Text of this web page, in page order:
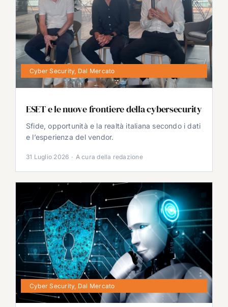
Cyber Security, Dal Mercato
ESET e le nuove frontiere della cybersecurity
Sfide, opportunità e la realtà italiana secondo i dati
e l’esperienza del vendor.
31 Luglio 2026 · A cura della redazione
Cyber Security, Dal Mercato